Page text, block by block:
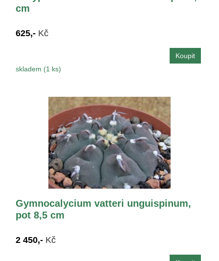
cm
625,- Kč
skladem (1 ks)
Gymnocalycium vatteri unguispinum,
pot 8,5 cm
2 450,- Kč